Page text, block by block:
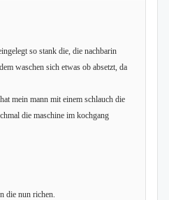
so stank die, die nachbarin
waschen sich etwas ob absetzt, da
mein mann mit einem schlauch die
die maschine im kochgang
die nun richen.